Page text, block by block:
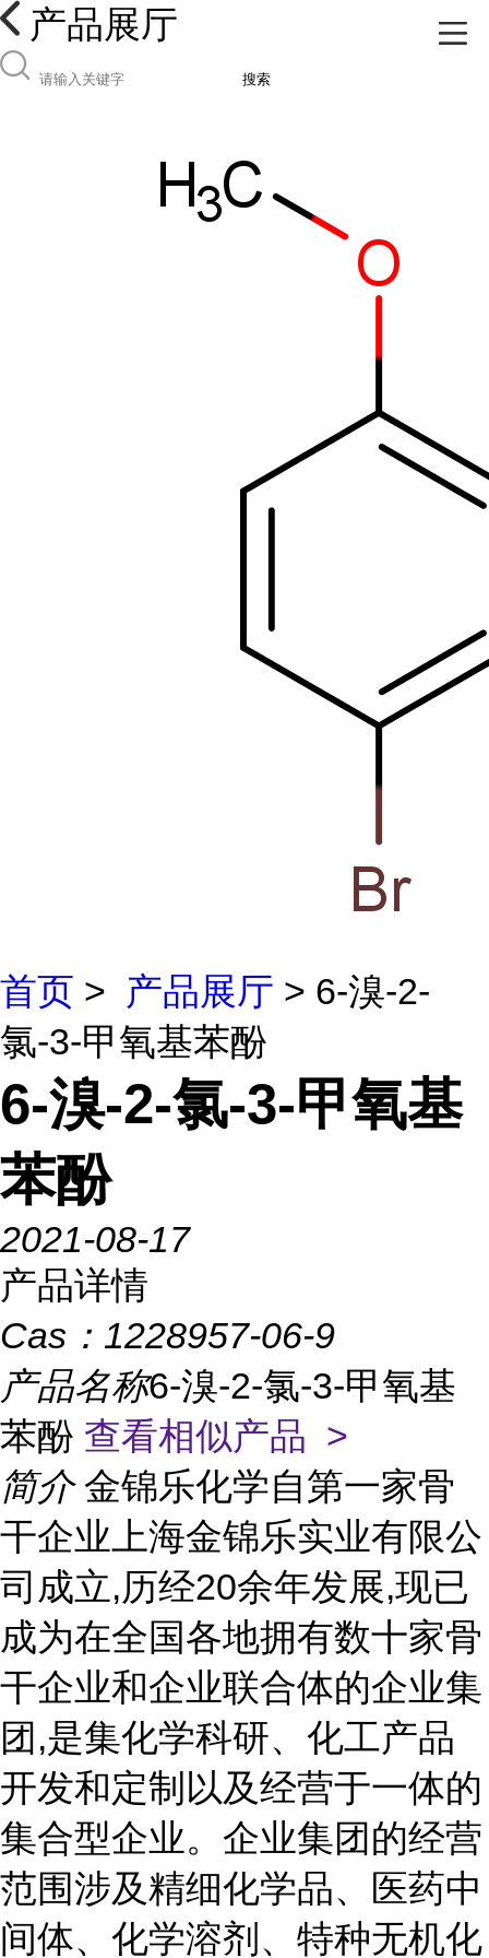
产品展厅
搜索
首页 > 产品展厅 > 6-溴-2-
氯-3-甲氧基苯酚
6-溴-2-氯-3-甲氧基
苯酚
2021-08-17
产品详情
Cas： 1228957-06-9
产品名称6-溴-2-氯-3-甲氧基
苯酚 查看相似产品 >
简介 金锦乐化学自第一家骨
干企业上海金锦乐实业有限公
司成立,历经20余年发展,现已
成为在全国各地拥有数十家骨
干企业和企业联合体的企业集
团,是集化学科研、化工产品
开发和定制以及经营于一体的
集合型企业。企业集团的经营
范围涉及精细化学品、医药中
间体、化学溶剂、特种无机化